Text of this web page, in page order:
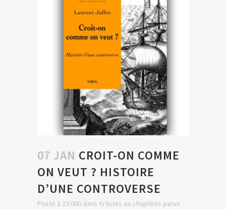
07 JAN CROIT-ON COMME
ON VEUT ? HISTOIRE
D’UNE CONTROVERSE
Posté à 23:06h dans Articles ou chapitres parus